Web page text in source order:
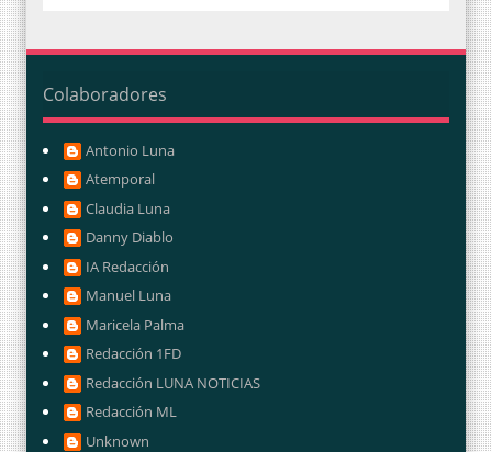
Colaboradores
Antonio Luna
Atemporal
Claudia Luna
Danny Diablo
IA Redacción
Manuel Luna
Maricela Palma
Redacción 1FD
Redacción LUNA NOTICIAS
Redacción ML
Unknown